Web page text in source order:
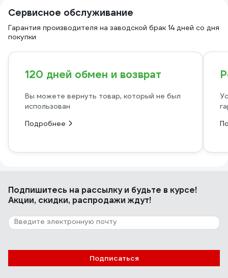
Сервисное обслуживание
Гарантия производителя на заводской брак 14 дней со дня
покупки
120 дней обмен и возврат
Вы можете вернуть товар, который не был
использован
Подробнее
Подпишитесь на рассылкуи будьте в курсе!
Акции, скидки, распродажи ждут!
Подписаться